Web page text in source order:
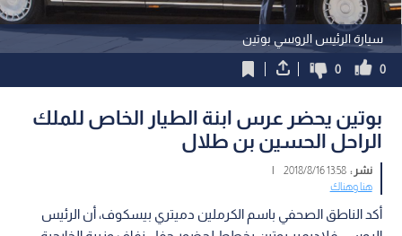
سيارة الرئيس الروسي بوتين
0
0
بوتين يحضر عرس ابنة الطيار الخاص للملك
الراحل الحسين بن طلال
نشر :13:58 2018/8/16
|
هنا وهناك
أكد الناطق الصحفي باسم الكرملين دميتري بيسكوف، أن الرئيس